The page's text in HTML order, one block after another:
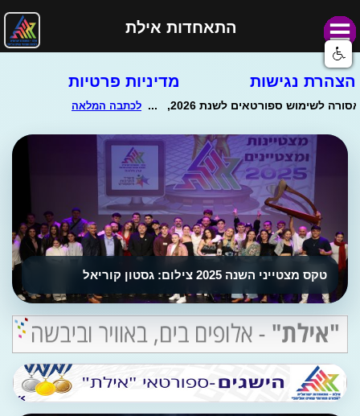
התאחדות אילת
הצהרת נגישות מדיניות פרטיות
טקס מצטייני השנה 2025 צילום: גסטון קוריאל